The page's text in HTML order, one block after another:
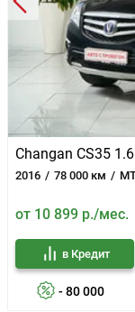
Changan CS35
2016 78 000 км
от 10 899 р./мес.
- 80 000
в Кредит